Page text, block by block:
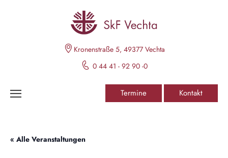
Kronenstraße 5, 49377 Vechta
0 44 41 - 92 90 -0
Termine Kontakt
« Alle Veranstaltungen